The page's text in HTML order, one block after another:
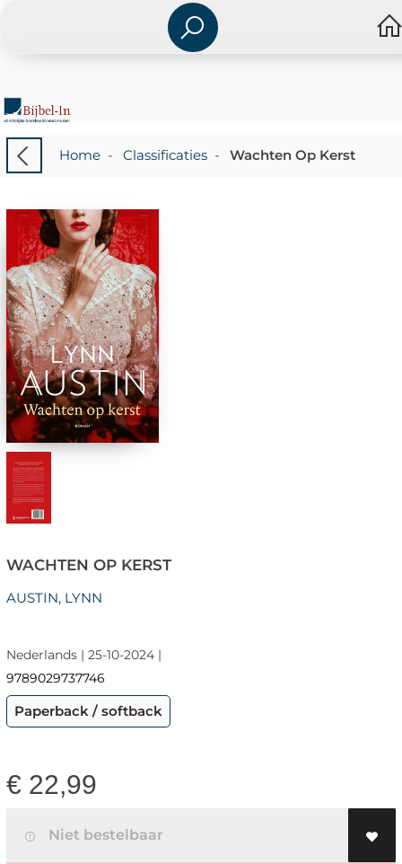
Home- Classificaties- Wachten Op Kerst
WACHTEN OP KERST
AUSTIN, LYNN
Nederlands | 25-10-2024 |
9789029737746
Paperback / softback
€ 22,99
Niet bestelbaar